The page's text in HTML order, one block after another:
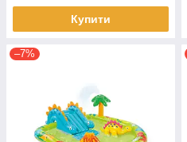
Купити
–7%